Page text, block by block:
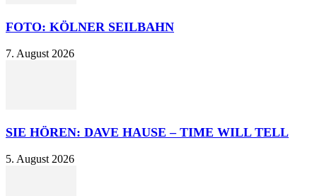
FOTO: KÖLNER SEILBAHN
7. August 2026
SIE HÖREN: DAVE HAUSE – TIME WILL TELL
5. August 2026